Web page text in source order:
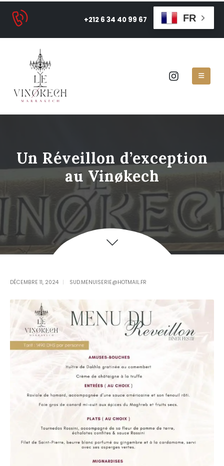
+212 6 34 40 99 67 FR
Un Réveillon d’exception
au Vinøkech
DÉCEMBRE 11, 2024 SUD.MENUISERIE@HOTMAIL.FR